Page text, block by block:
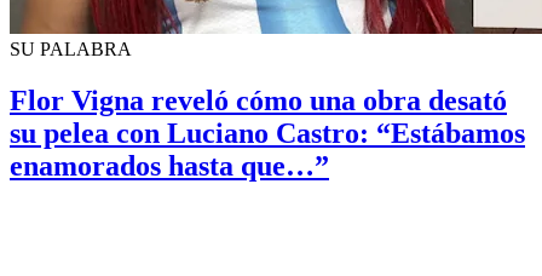
SU PALABRA
Flor Vigna reveló cómo una obra desató
su pelea con Luciano Castro: “Estábamos
enamorados hasta que…”